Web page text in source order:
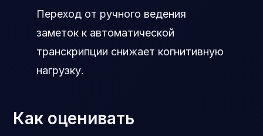
Переход от ручного ведения
заметок к автоматической
транскрипции снижает когнитивную
нагрузку.
Как оценивать